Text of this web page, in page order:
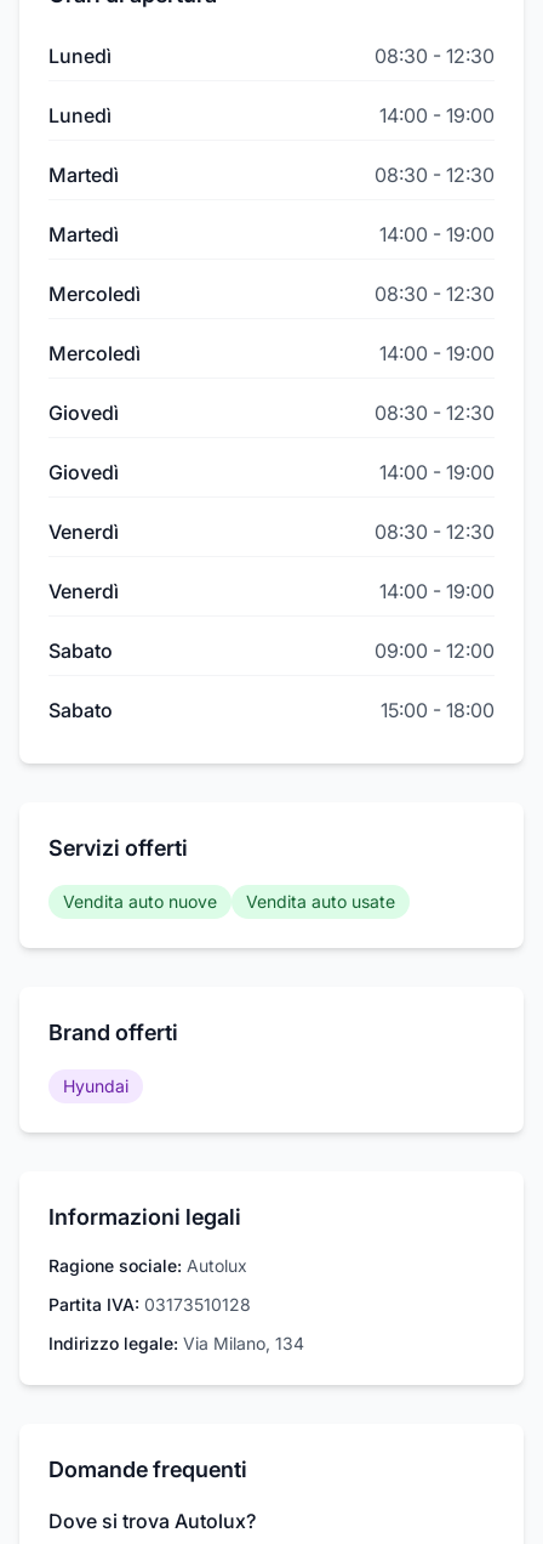
Lunedì 08:30 - 12:30
Lunedì 14:00 - 19:00
Martedì 08:30 - 12:30
Martedì 14:00 - 19:00
Mercoledì 08:30 - 12:30
Mercoledì 14:00 - 19:00
Giovedì 08:30 - 12:30
Giovedì 14:00 - 19:00
Venerdì 08:30 - 12:30
Venerdì 14:00 - 19:00
Sabato 09:00 - 12:00
Sabato 15:00 - 18:00
Servizi offerti
Vendita auto nuove Vendita auto usate
Brand offerti
Hyundai
Informazioni legali
Ragione sociale: Autolux
Partita IVA: 03173510128
Indirizzo legale: Via Milano, 134
Domande frequenti
Dove si trova Autolux?